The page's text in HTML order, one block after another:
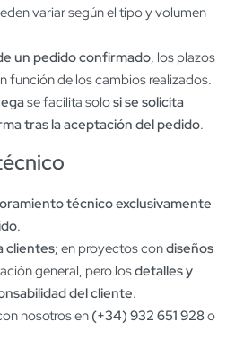
variar según el tipo y volumen
un pedido confirmado, los plazos
función de los cambios realizados.
se facilita solosi se solicita
tras la aceptación del pedido.
técnico exclusivamente
.
clientes; en proyectos condiseños
general, pero losdetalles y
del cliente.
nosotros en (+34) 932 651 928o